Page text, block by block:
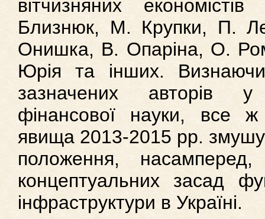
вітчизняних
Близнюк, М. Крупки, П.
Онишка, В. Опаріна, О.
Юрія та інших.
зазначених авторів у
фінансової науки, все
явища 2013-2015 рр.
положення,
концептуальних засад
інфраструктури в Україні.